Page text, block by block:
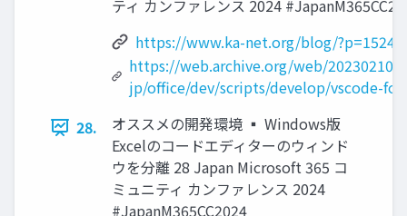
ティ カンファレンス 2024
https://www.ka-net.org/blog/?p=15247
https://web.archive.org/web/
jp/office/dev/scripts/develop/vscode-
28.
オススメの開発環境 ▪ Windows版
Excelのコードエディターのウィンド
ウを分離 28 Japan Microsoft 365 コ
ミュニティ カンファレンス 2024
#JapanM365CC2024